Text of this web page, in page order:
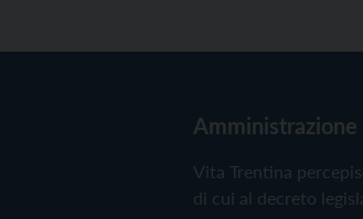
Vita Trentina
di cui al decreto